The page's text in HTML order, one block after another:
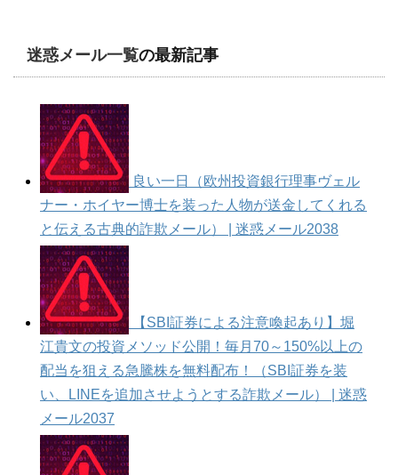
迷惑メール一覧の最新記事
良い一日（欧州投資銀行理事ヴェル
ナー・ホイヤー博士を装った人物が送金してくれる
と伝える古典的詐欺メール） | 迷惑メール2038
【SBI証券による注意喚起あり】堀
江貴文の投資メソッド公開！毎月70～150%以上の
配当を狙える急騰株を無料配布！（SBI証券を装
い、LINEを追加させようとする詐欺メール） | 迷惑
メール2037